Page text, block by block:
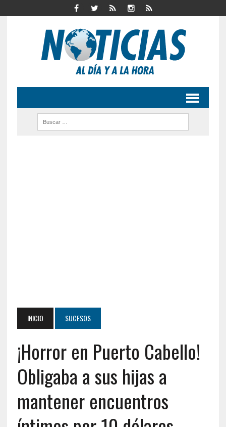
INICIO SUCESOS
¡Horror en Puerto Cabello!
Obligaba a sus hijas a
mantener encuentros